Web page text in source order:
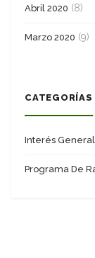
Abril 2020 (8)
Marzo 2020 (9)
CATEGORÍAS
Interés General
Programa De